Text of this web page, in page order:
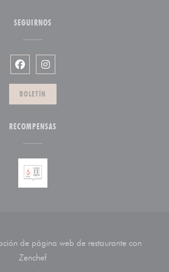
SEGUIRNOS
Facebook ((abre en una nueva
Instagram ((abre en una
BOLETÍN
RECOMPENSAS
de página web de restaurante con
Zenchef((abre en una nueva ventana))